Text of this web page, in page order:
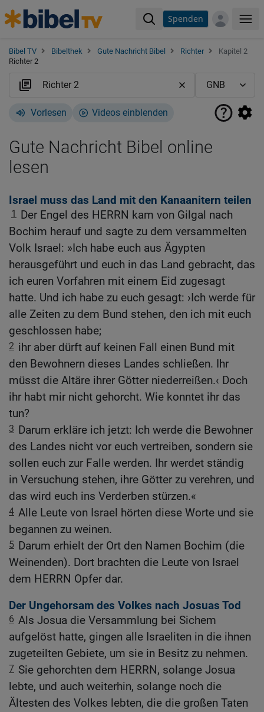
Spenden
Bibel TV Bibelthek Gute Nachricht Bibel Richter
Kapitel 2
Richter 2
Vorlesen Videos einblenden
Gute Nachricht Bibel online
lesen
Israel muss das Land mit den Kanaanitern teilen
1
Der Engel des HERRN kam von Gilgal nach
Bochim herauf und sagte zu dem versammelten
Volk Israel: »Ich habe euch aus Ägypten
herausgeführt und euch in das Land gebracht, das
ich euren Vorfahren mit einem Eid zugesagt
hatte. Und ich habe zu euch gesagt: ›Ich werde für
alle Zeiten zu dem Bund stehen, den ich mit euch
geschlossen habe;
2 ihr aber dürft auf keinen Fall einen Bund mit
den Bewohnern dieses Landes schließen. Ihr
müsst die Altäre ihrer Götter niederreißen.‹ Doch
ihr habt mir nicht gehorcht. Wie konntet ihr das
tun?
3 Darum erkläre ich jetzt: Ich werde die Bewohner
des Landes nicht vor euch vertreiben, sondern sie
sollen euch zur Falle werden. Ihr werdet ständig
in Versuchung stehen, ihre Götter zu verehren, und
das wird euch ins Verderben stürzen.«
4 Alle Leute von Israel hörten diese Worte und sie
begannen zu weinen.
5 Darum erhielt der Ort den Namen Bochim (die
Weinenden). Dort brachten die Leute von Israel
dem HERRN Opfer dar.
Der Ungehorsam des Volkes nach Josuas Tod
6 Als Josua die Versammlung bei Sichem
aufgelöst hatte, gingen alle Israeliten in die ihnen
zugeteilten Gebiete, um sie in Besitz zu nehmen.
7 Sie gehorchten dem HERRN, solange Josua
lebte, und auch weiterhin, solange noch die
Ältesten des Volkes lebten, die die großen Taten